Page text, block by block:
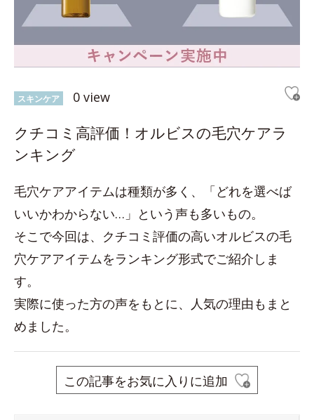
スキンケア 0 view
クチコミ高評価！オルビスの毛穴ケアラ
ンキング
毛穴ケアアイテムは種類が多く、「どれを選べば
いいかわからない…」という声も多いもの。
そこで今回は、クチコミ評価の高いオルビスの毛
穴ケアアイテムをランキング形式でご紹介しま
す。
実際に使った方の声をもとに、人気の理由もまと
めました。
この記事をお気に入りに追加